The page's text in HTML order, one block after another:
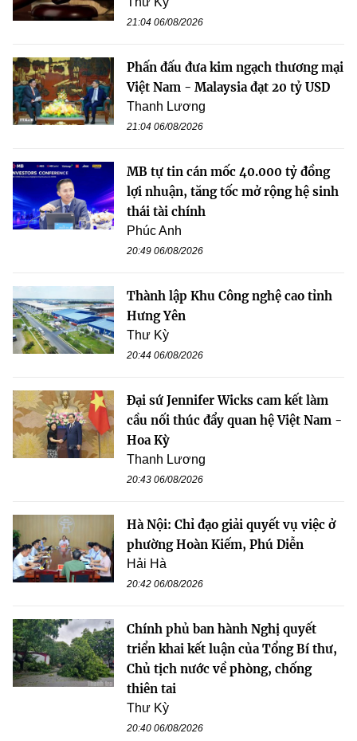
21:04 06/08/2026
Phấn đấu đưa kim ngạch thương mại
Việt Nam - Malaysia đạt 20 tỷ USD
Thanh Lương
21:04 06/08/2026
MB tự tin cán mốc 40.000 tỷ đồng
lợi nhuận, tăng tốc mở rộng hệ sinh
thái tài chính
Phúc Anh
20:49 06/08/2026
Thành lập Khu Công nghệ cao tỉnh
Hưng Yên
Thư Kỳ
20:44 06/08/2026
Đại sứ Jennifer Wicks cam kết làm
cầu nối thúc đẩy quan hệ Việt Nam -
Hoa Kỳ
Thanh Lương
20:43 06/08/2026
Hà Nội: Chỉ đạo giải quyết vụ việc ở
phường Hoàn Kiếm, Phú Diễn
Hải Hà
20:42 06/08/2026
Chính phủ ban hành Nghị quyết
triển khai kết luận của Tổng Bí thư,
Chủ tịch nước về phòng, chống
thiên tai
Thư Kỳ
20:40 06/08/2026